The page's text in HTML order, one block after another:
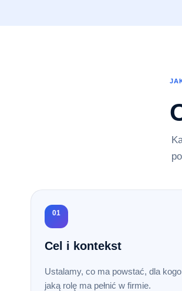
01
Cel i kontekst
Ustalamy, co ma powstać, dla
jaką rolę ma pełnić w firmie.